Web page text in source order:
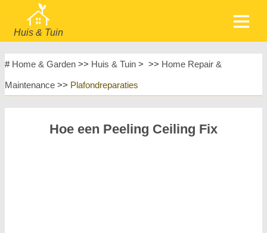
Huis & Tuin
Tuin & Gazon
Huisontwerp & Decoratie
Huisveiligheid
# Home & Garden >> Huis & Tuin > >> Home Repair &
Maintenance >> Plafondreparaties
Hoe een Peeling Ceiling Fix